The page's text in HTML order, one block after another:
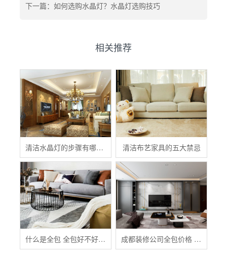
下一篇：如何选购水晶灯？水晶灯选购技巧
相关推荐
清洁水晶灯的步骤有哪些？ 清洁布艺家具的五大禁忌
什么是全包 全包好不好 全包装修注意事项有哪些 成都装修公司全包价格 成都全包装修多少钱一平